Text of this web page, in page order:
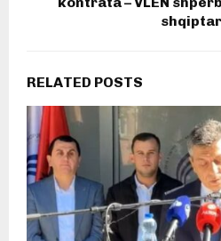
RELATED POSTS